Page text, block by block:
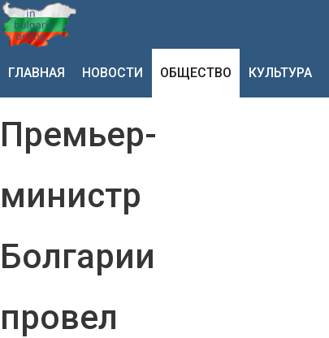
ГЛАВНАЯ НОВОСТИ ОБЩЕСТВО КУЛЬТУРА
Премьер-
министр
Болгарии
провел